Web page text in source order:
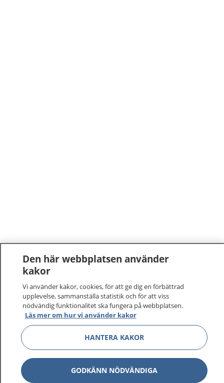
Den här webbplatsen använder
kakor
Vi använder kakor, cookies, för att ge dig en förbättrad
upplevelse, sammanställa statistik och för att viss
nödvändig funktionalitet ska fungera på webbplatsen.
Läs mer om hur vi använder kakor
HANTERA KAKOR
GODKÄNN NÖDVÄNDIGA